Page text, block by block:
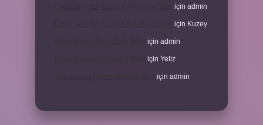
için admin
Çatalcanın En Güzel Köyü Hangisidir için Kuzey
Akrep Burcu Nasıl Özür Diler için admin
Akrep Burcu Nasıl Özür Diler için Yeliz
için admin